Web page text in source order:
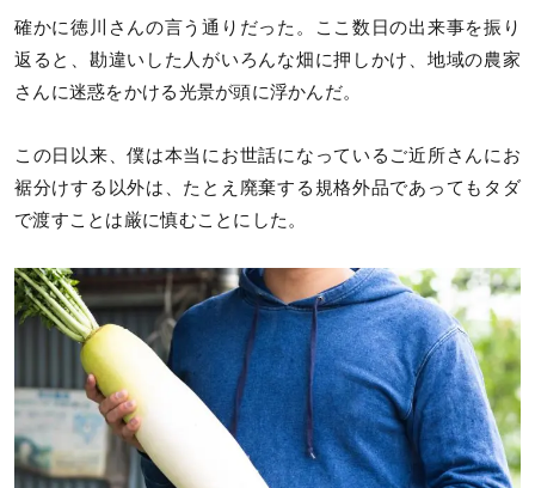
確かに徳川さんの言う通りだった。ここ数日の出来事を振り
返ると、勘違いした人がいろんな畑に押しかけ、地域の農家
さんに迷惑をかける光景が頭に浮かんだ。
この日以来、僕は本当にお世話になっているご近所さんにお
裾分けする以外は、たとえ廃棄する規格外品であってもタダ
で渡すことは厳に慎むことにした。